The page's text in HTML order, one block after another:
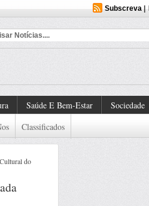
Subscreva|
Saúde E Bem-Estar
Sociedade
Classificados
do